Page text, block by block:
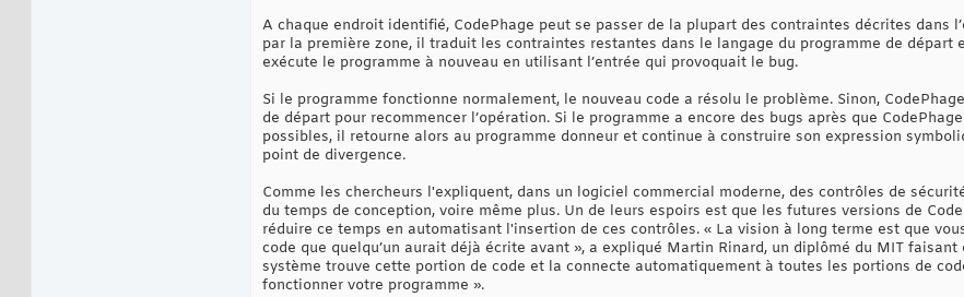
A chaque endroit identifié, CodePhage peut se passer de la plupart des contraintes décrites dans
par la première zone, il traduit les contraintes restantes dans le langage du programme de départ
exécute le programme à nouveau en utilisant l’entrée qui provoquait le bug.
Si le programme fonctionne normalement, le nouveau code a résolu le problème. Sinon,
de départ pour recommencer l’opération. Si le programme a encore des bugs après que
possibles, il retourne alors au programme donneur et continue à construire son expression
point de divergence.
Comme les chercheurs l'expliquent, dans un logiciel commercial moderne, des contrôles de
du temps de conception, voire même plus. Un de leurs espoirs est que les futures versions de
réduire ce temps en automatisant l'insertion de ces contrôles. « La vision à long terme est que
code que quelqu’un aurait déjà écrite avant », a expliqué Martin Rinard, un diplômé du MIT faisant
système trouve cette portion de code et la connecte automatiquement à toutes les portions de
fonctionner votre programme ».